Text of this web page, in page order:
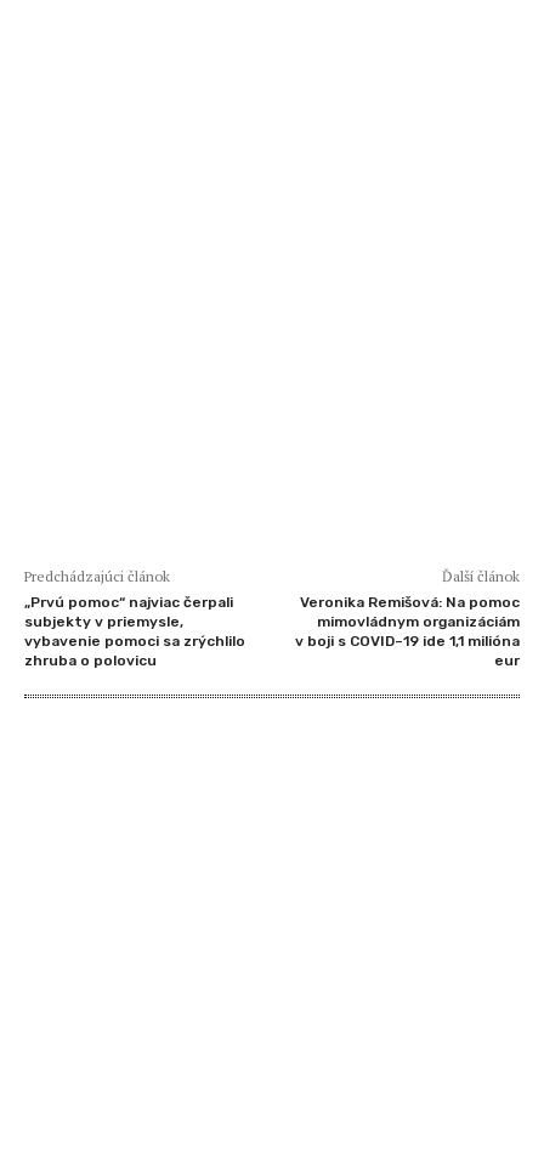
Predchádzajúci článok
„Prvú pomoc“ najviac čerpali
subjekty v priemysle,
vybavenie pomoci sa zrýchlilo
zhruba o polovicu
Ďalší článok
Veronika Remišová: Na pomoc
mimovládnym organizáciám
v boji s COVID–19 ide 1,1 milióna
eur